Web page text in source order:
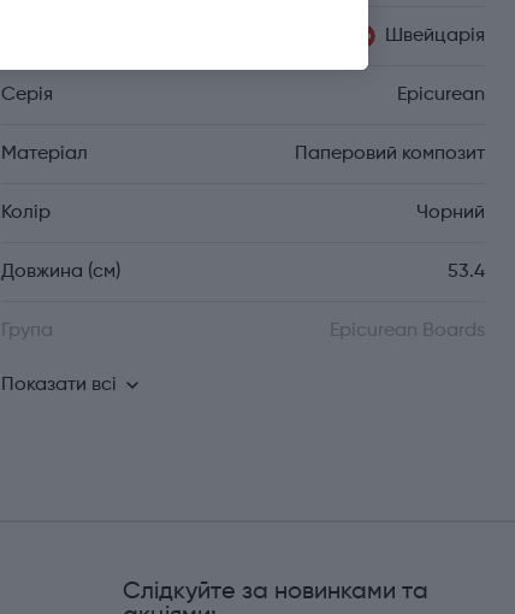
Швейцарія
Серія Epicurean
Матеріал Паперовий композит
Колір Чорний
Довжина (см) 53.4
Група Epicurean Boards
Показати всі
Слідкуйте за новинками та